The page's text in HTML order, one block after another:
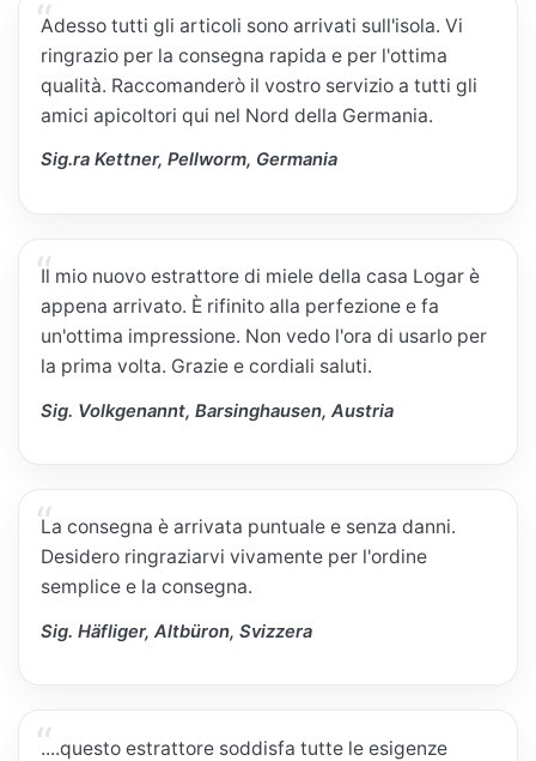
Adesso tutti gli articoli sono arrivati sull'isola. Vi
ringrazio per la consegna rapida e per l'ottima
qualità. Raccomanderò il vostro servizio a tutti gli
amici apicoltori qui nel Nord della Germania.
Sig.ra Kettner, Pellworm, Germania
Il mio nuovo estrattore di miele della casa Logar è
appena arrivato. È rifinito alla perfezione e fa
un'ottima impressione. Non vedo l'ora di usarlo per
la prima volta. Grazie e cordiali saluti.
Sig. Volkgenannt, Barsinghausen, Austria
La consegna è arrivata puntuale e senza danni.
Desidero ringraziarvi vivamente per l'ordine
semplice e la consegna.
Sig. Häfliger, Altbüron, Svizzera
....questo estrattore soddisfa tutte le esigenze